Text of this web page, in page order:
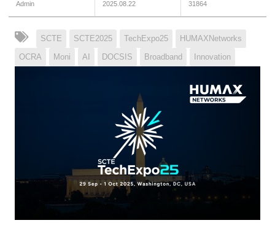
Admin
2025.08.22
31864
SCTE SCTE2025 TechExpo25 HUMAXNetworks
OCRA Moni AI DOCSIS Broadband Innovation